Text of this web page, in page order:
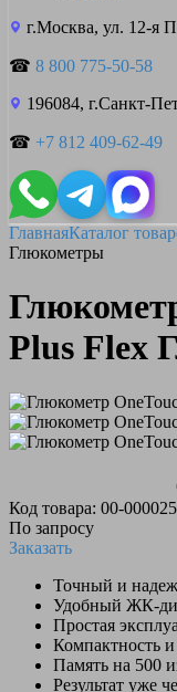
г.Москва, ул. 12-я
☎ 8 800 775-50-58
196084, г.Санкт-
☎ +7 812 409-62-49
ГлавнаяКаталог
Глюкометры
Plus Flex
Код товара: 00-
По запросу
Заказать
Точный и
Удобный ЖК-
Простая
Компактность и
Память на 500
Результат уже